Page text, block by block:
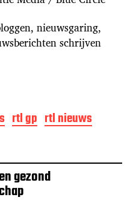
nieuwsgaring,
schrijven
rtl gp rtl nieuws
gezond